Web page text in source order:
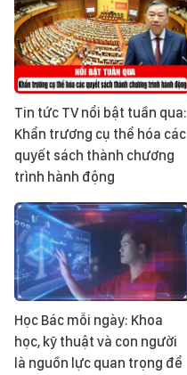
Tin tức TV nổi bật tuần qua:
Khẩn trương cụ thể hóa các
quyết sách thành chương
trình hành động
Học Bác mỗi ngày: Khoa
học, kỹ thuật và con người
là nguồn lực quan trọng để